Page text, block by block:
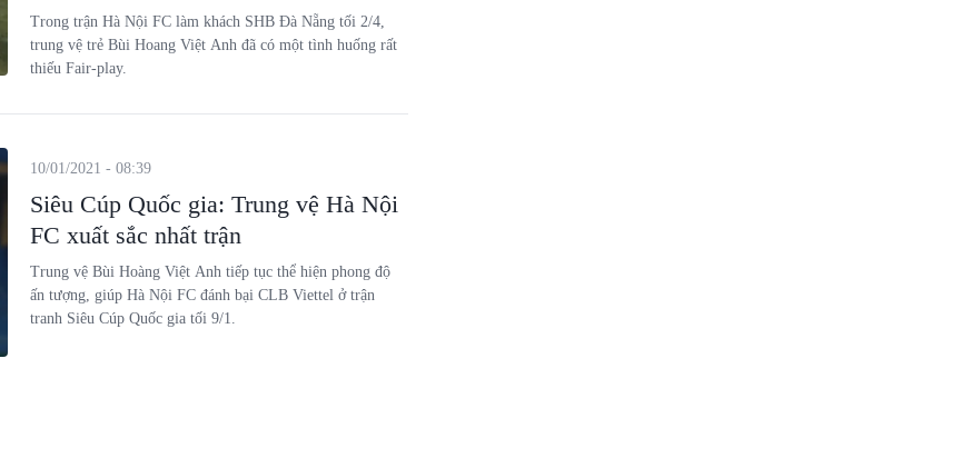
Trong trận Hà Nội FC làm khách SHB Đà Nẵng tối 2/4,
trung vệ trẻ Bùi Hoang Việt Anh đã có một tình huống rất
thiếu Fair-play.
Siêu Cúp Quốc gia: Trung vệ Hà Nội
FC xuất sắc nhất trận
10/01/2021 - 08:39
Trung vệ Bùi Hoàng Việt Anh tiếp tục thể hiện phong độ
ấn tượng, giúp Hà Nội FC đánh bại CLB Viettel ở trận
tranh Siêu Cúp Quốc gia tối 9/1.